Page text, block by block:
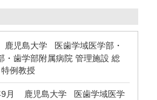
鹿児島大学 医歯学域医学部・
・歯学部附属病院 管理施設 総
例教授
月
鹿児島大学 医歯学域医学